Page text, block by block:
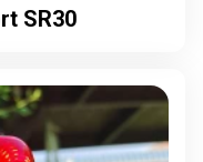
SR30